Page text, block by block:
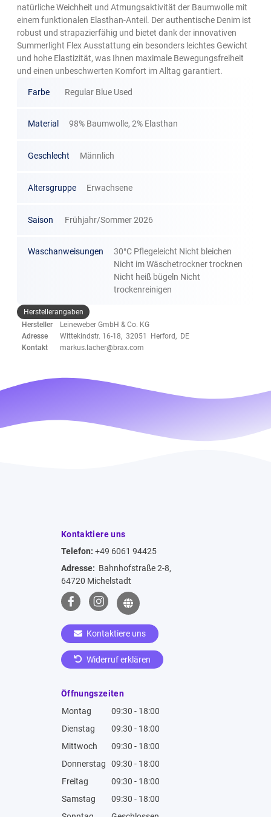
natürliche Weichheit und Atmungsaktivität der Baumwolle mit
einem funktionalen Elasthan-Anteil. Der authentische Denim ist
robust und strapazierfähig und bietet dank der innovativen
Summerlight Flex Ausstattung ein besonders leichtes Gewicht
und hohe Elastizität, was Ihnen maximale Bewegungsfreiheit
und einen unbeschwerten Komfort im Alltag garantiert.
Farbe Regular Blue Used
Material 98% Baumwolle, 2% Elasthan
Geschlecht Männlich
Altersgruppe Erwachsene
Saison Frühjahr/Sommer 2026
Waschanweisungen
30°C Pflegeleicht Nicht bleichen
Nicht im Wäschetrockner trocknen
Nicht heiß bügeln Nicht
trockenreinigen
Herstellerangaben
Hersteller
Leineweber GmbH & Co. KG
Adresse
Wittekindstr. 16-18, 32051 Herford, DE
Kontakt
markus.lacher@brax.com
Kontaktiere uns
Telefon: +49 6061 94425
Adresse: Bahnhofstraße 2-8,
64720 Michelstadt
Kontaktiere uns
Widerruf erklären
Öffnungszeiten
Montag
09:30 - 18:00
Dienstag
09:30 - 18:00
Mittwoch
09:30 - 18:00
Donnerstag
09:30 - 18:00
Freitag
09:30 - 18:00
Samstag
09:30 - 18:00